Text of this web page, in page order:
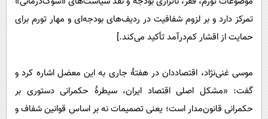
تمرکز دارد و بر لزوم شفافیت در ردیف‌های بودجه‌ای و مهار تورم برای
حمایت از اقشار کم‌درآمد تأکید می‌کند.]
موسی غنی‌نژاد، اقتصاددان در هفتۀ جاری به این معضل اشاره کرد و
گفت: «مشکل اصلی اقتصاد ایران، سیطرۀ حکمرانی دستوری بر
حکمرانی قانون‌مدار است؛ یعنی تصمیمات نه بر اساس قوانین شفاف و